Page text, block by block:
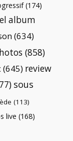
(174)
album
(634)
(858)
(645) review
sous
(113)
live (168)